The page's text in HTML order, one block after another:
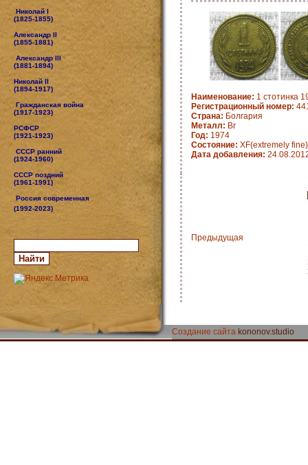
Николай I
(1825-1855)
Александр II
(1855-1881)
Александр III
(1881-1894)
Николай II
(1894-1917)
Гражданская война
(1917-1923)
РСФСР
(1921-1923)
СССР ранний
(1924-1960)
СССР поздний
(1961-1991)
Россия современная
(1992-2023)
Наименование: 1 стотинка
Регистрационный номер:
Страна: Болгария
Металл: Br
Год: 1974
Состояние: XF(extremely fine)
Дата добавления:
Предыдущая
Создание сайта kononov.studio